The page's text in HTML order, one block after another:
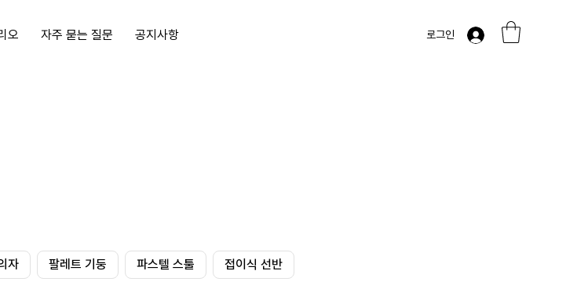
오 자주 묻는 질문 공지사항 로그인
자 팔레트 기둥 파스텔 스툴 접이식 선반